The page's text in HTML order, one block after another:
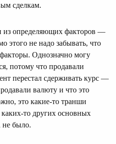
сделкам.
определяющих факторов —
этого не надо забывать, что
Однозначно могу
потому что продавали
перестал сдерживать курс —
валюту и что это
это какие-то транши
то других основных
не было.